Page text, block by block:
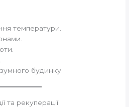
температури.
будинку.
та рекуперації